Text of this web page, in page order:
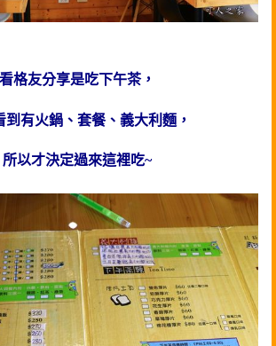
看格友分享是吃下午茶，
到有火鍋、套餐、義大利麵，
所以才決定過來這裡吃~